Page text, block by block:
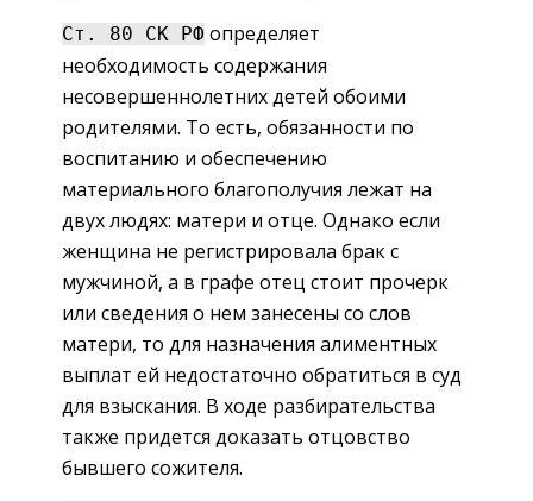
Ст. 80 СК РФ определяет
необходимость содержания
несовершеннолетних детей обоими
родителями. То есть, обязанности по
воспитанию и обеспечению
материального благополучия лежат на
двух людях: матери и отце. Однако если
женщина не регистрировала брак с
мужчиной, а в графе отец стоит прочерк
или сведения о нем занесены со слов
матери, то для назначения алиментных
выплат ей недостаточно обратиться в суд
для взыскания. В ходе разбирательства
также придется доказать отцовство
бывшего сожителя.